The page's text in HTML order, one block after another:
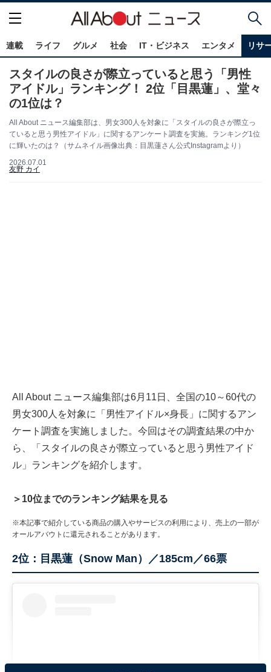
連載 ライフ グルメ 社会 IT・ビジネス エンタメ リサ
スタイルの良さが際立っていると思う「男性
アイドル」ランキング！ 2位「目黒蓮」、堂々
の1位は？
All About ニュース編集部は、男女300人を対象に「スタイルの良さが際立っ
ていると思う男性アイドル」に関するアンケート調査を実施。ランキング1位
に輝いたのは？（サムネイル画像出典：目黒蓮さん公式Instagramより）
2026.07.01
友野 カイ
All About ニュース編集部は6月11日、全国の10～60代の
男女300人を対象に「男性アイドル×身長」に関するアン
ケート調査を実施しました。今回はその調査結果の中か
ら、「スタイルの良さが際立っていると思う男性アイド
ル」ランキングを紹介します。
＞10位までのランキング結果を見る
※本記事で紹介している商品の購入やサービスの利用により、売上の一部が
オールアバウトに還元されることがあります。
2位：目黒蓮（Snow Man）／185cm／66票